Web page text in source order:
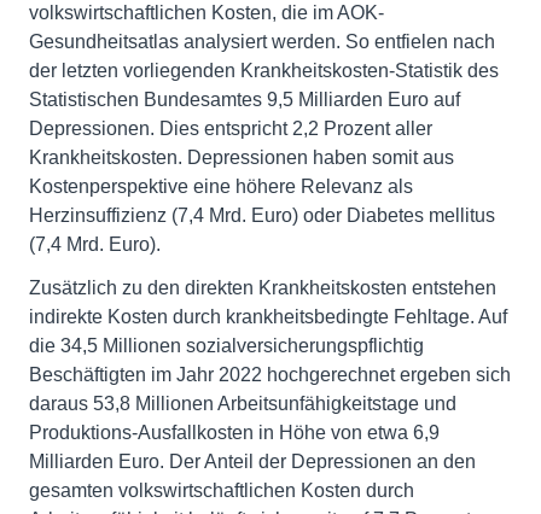
volkswirtschaftlichen Kosten, die im AOK-
Gesundheitsatlas analysiert werden. So entfielen nach
der letzten vorliegenden Krankheitskosten-Statistik des
Statistischen Bundesamtes 9,5 Milliarden Euro auf
Depressionen. Dies entspricht 2,2 Prozent aller
Krankheitskosten. Depressionen haben somit aus
Kostenperspektive eine höhere Relevanz als
Herzinsuffizienz (7,4 Mrd. Euro) oder Diabetes mellitus
(7,4 Mrd. Euro).
Zusätzlich zu den direkten Krankheitskosten entstehen
indirekte Kosten durch krankheitsbedingte Fehltage. Auf
die 34,5 Millionen sozialversicherungspflichtig
Beschäftigten im Jahr 2022 hochgerechnet ergeben sich
daraus 53,8 Millionen Arbeitsunfähigkeitstage und
Produktions-Ausfallkosten in Höhe von etwa 6,9
Milliarden Euro. Der Anteil der Depressionen an den
gesamten volkswirtschaftlichen Kosten durch